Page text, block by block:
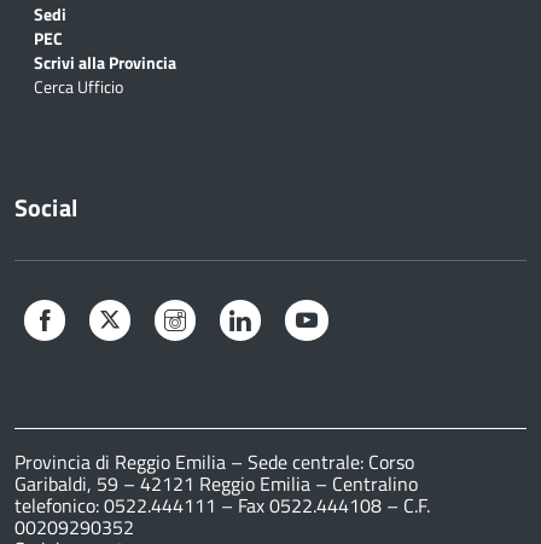
Sedi
PEC
Scrivi alla Provincia
Cerca Ufficio
Social
Facebook Twitter Instagram LinkedIn
Provincia di Reggio Emilia – Sede centrale: Corso
Garibaldi, 59 – 42121 Reggio Emilia – Centralino
telefonico: 0522.444111 – Fax 0522.444108 – C.F.
00209290352